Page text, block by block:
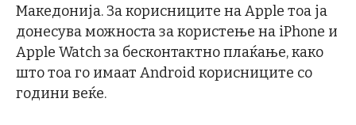
Македонија. За корисниците на Apple тоа ја
донесува можноста за користење на iPhone и
Apple Watch за бесконтактно плаќање, како
што тоа го имаат Android корисниците со
години веќе.